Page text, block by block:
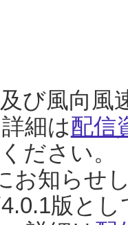
び風向風
細は配信
ださい。
お知らせ
版と